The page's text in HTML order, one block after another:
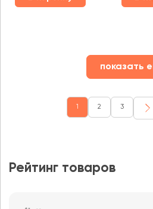
показать
1 2 3
Рейтинг товаров